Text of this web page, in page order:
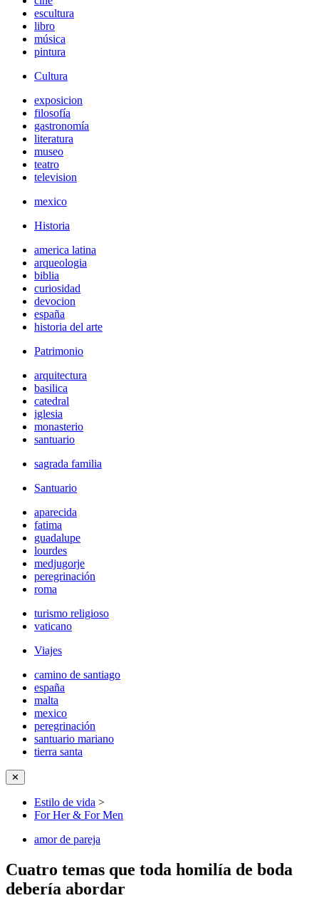
escultura
libro
música
pintura
Cultura
exposicion
filosofía
gastronomía
literatura
museo
teatro
television
mexico
Historia
america latina
arqueologia
biblia
curiosidad
devocion
españa
historia del arte
Patrimonio
arquitectura
basilica
catedral
iglesia
monasterio
santuario
sagrada familia
Santuario
aparecida
fatima
guadalupe
lourdes
medjugorje
peregrinación
roma
turismo religioso
vaticano
Viajes
camino de santiago
españa
malta
mexico
peregrinación
santuario mariano
tierra santa
✕
Estilo de vida >
For Her & For Men
amor de pareja
Cuatro temas que toda homilía de boda
debería abordar